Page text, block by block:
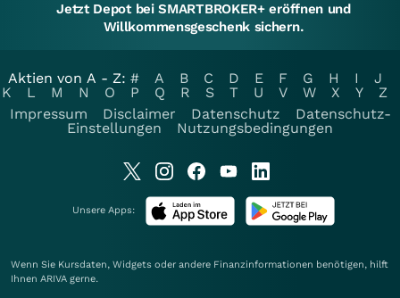
Jetzt Depot bei SMARTBROKER+ eröffnen und
Willkommensgeschenk sichern.
Aktien von A - Z: # A B C D E F G H I
J
K
L M N O P Q R S T U V W X Y
Z
Impressum
Disclaimer Datenschutz
Datenschutz-
Einstellungen
Nutzungsbedingungen
Unsere Apps:
Wenn Sie Kursdaten, Widgets oder andere Finanzinformationen benötigen, hilft
Ihnen ARIVA gerne.